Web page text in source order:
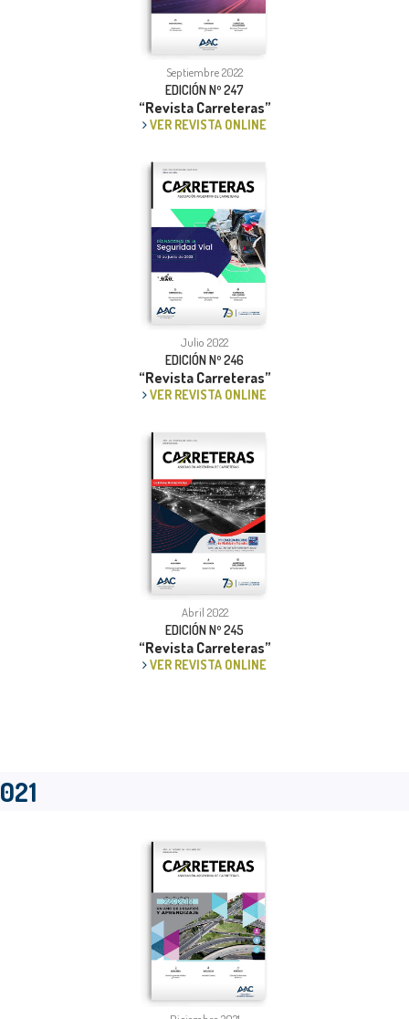
Septiembre 2022
EDICIÓN Nº 247
“Revista Carreteras”
VER REVISTA ONLINE
Julio 2022
EDICIÓN Nº 246
“Revista Carreteras”
VER REVISTA ONLINE
Abril 2022
EDICIÓN Nº 245
“Revista Carreteras”
VER REVISTA ONLINE